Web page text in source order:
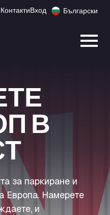
КонтактиВход Български
В
за паркиране и
Европа. Намерете
и